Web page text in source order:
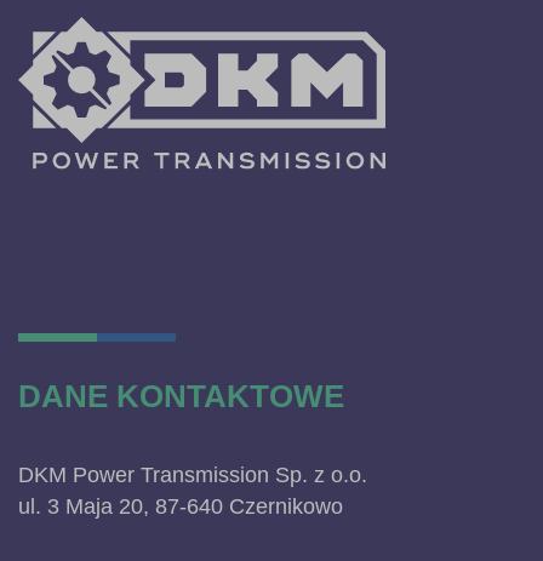
DANE KONTAKTOWE
DKM Power Transmission Sp. z o.o.
ul. 3 Maja 20, 87-640 Czernikowo